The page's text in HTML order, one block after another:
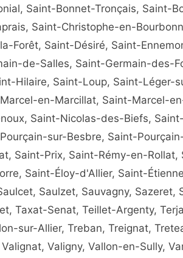
Saint-Bonnet-Tronçais, Saint-
Saint-Christophe-en-
Forêt, Saint-Désiré, Saint-
de-Salles, Saint-Germain-des-
Hilaire, Saint-Loup, Saint-Léger-
en-Marcillat, Saint-Marcel-
Saint-Nicolas-des-Biefs,
sur-Besbre, Saint-
Saint-Prix, Saint-Rémy-en-Rollat,
Saint-Éloy-d'Allier, Saint-
Saulzet, Sauvagny, Sazeret,
Taxat-Senat, Teillet-Argenty,
sur-Allier, Treban, Treignat,
Valigny, Vallon-en-Sully,